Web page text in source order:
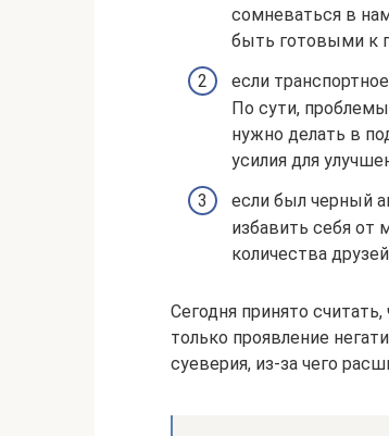
сомневаться в
быть готовыми к
если
По сути, проблемы
нужно делать в
усилия для
если был черный
избавить себя от
количества
Сегодня принято
только проявление
суеверия, из-за чего